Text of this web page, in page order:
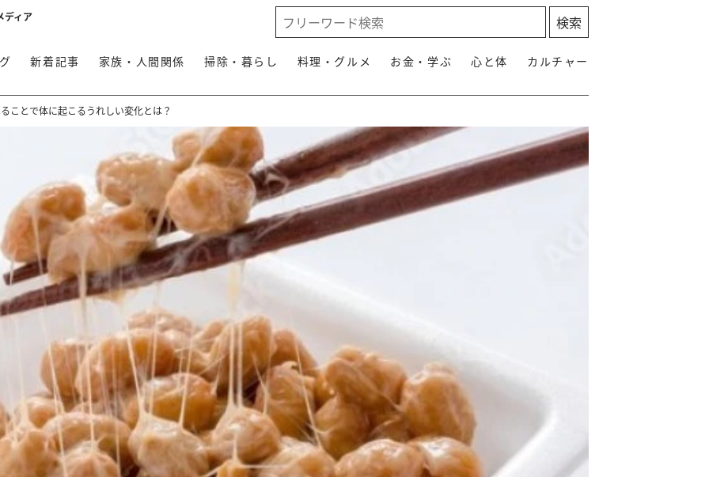
ディア
新着記事 家族・人間関係 掃除・暮らし 料理・グルメ お金・学ぶ 心と体 カルチャー
ことで体に起こるうれしい変化とは？